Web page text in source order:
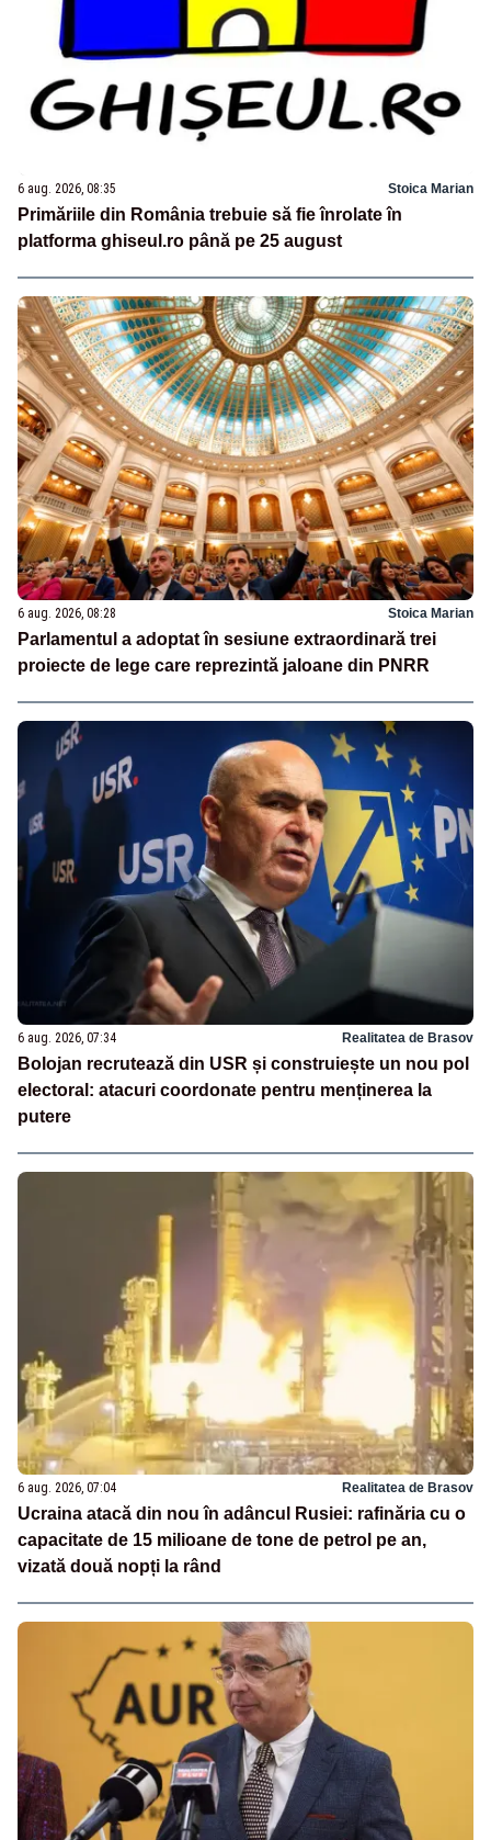
6 aug. 2026, 08:35 Stoica Marian
Primăriile din România trebuie să fie înrolate în
platforma ghiseul.ro până pe 25 august
6 aug. 2026, 08:28 Stoica Marian
Parlamentul a adoptat în sesiune extraordinară trei
proiecte de lege care reprezintă jaloane din PNRR
6 aug. 2026, 07:34 Realitatea de Brasov
Bolojan recrutează din USR și construiește un nou pol
electoral: atacuri coordonate pentru menținerea la
putere
6 aug. 2026, 07:04 Realitatea de Brasov
Ucraina atacă din nou în adâncul Rusiei: rafinăria cu o
capacitate de 15 milioane de tone de petrol pe an,
vizată două nopți la rând